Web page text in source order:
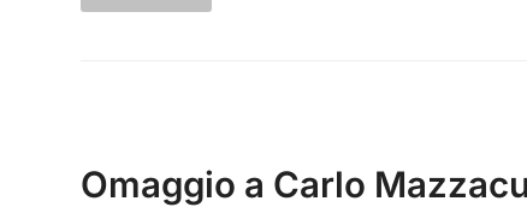
Omaggio a Carlo